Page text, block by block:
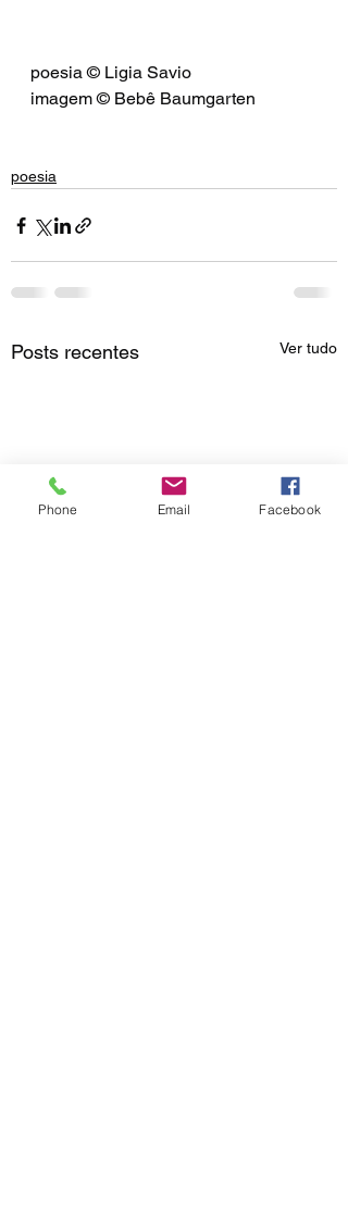
poesia © Ligia Savio
imagem © Bebê Baumgarten
poesia
Posts recentes Ver tudo
Phone Email Facebook